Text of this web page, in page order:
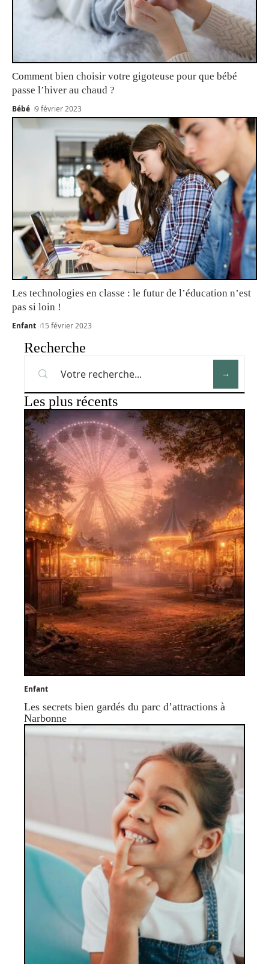
Comment bien choisir votre gigoteuse pour que bébé
passe l’hiver au chaud ?
Bébé 9 février 2023
Les technologies en classe : le futur de l’éducation n’est
pas si loin !
Enfant 15 février 2023
Recherche
Les plus récents
Enfant
Les secrets bien gardés du parc d’attractions à
Narbonne